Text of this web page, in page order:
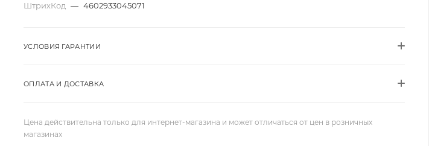
ШтрихКод — 4602933045071
УСЛОВИЯ ГАРАНТИИ
ОПЛАТА И ДОСТАВКА
Цена действительна только для интернет-магазина и может отличаться от цен в розничных
магазинах